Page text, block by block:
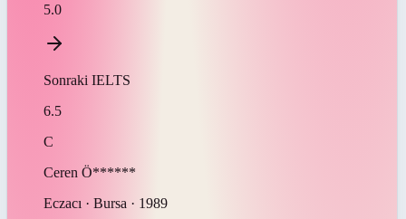
5.0
Sonraki IELTS
6.5
C
Ceren Ö******
Eczacı · Bursa · 1989